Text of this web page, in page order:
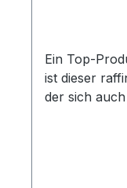
Ein Top-
ist dieser
der sich